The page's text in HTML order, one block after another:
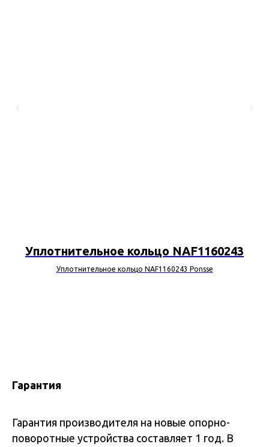
Уплотнительное кольцо NAF1160243
Уплотнительное кольцо NAF1160243 Ponsse
Гарантия
Гарантия производителя на новые опорно-
поворотные устройства составляет 1 год. В